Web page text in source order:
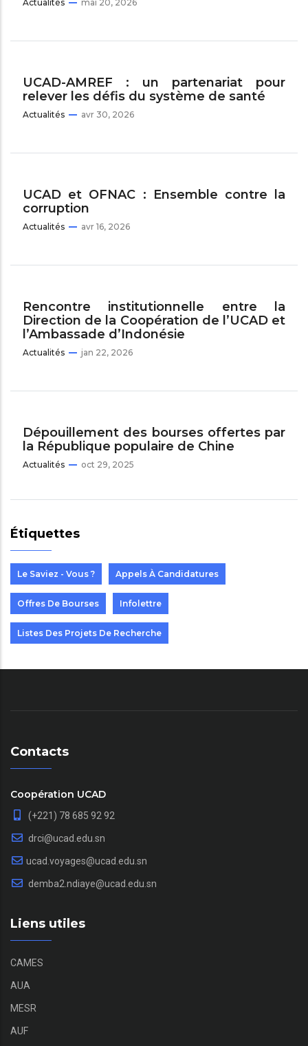
Actualités mai 20, 2026
UCAD-AMREF : un partenariat pour
relever les défis du système de santé
Actualités avr 30, 2026
UCAD et OFNAC : Ensemble contre la
corruption
Actualités avr 16, 2026
Rencontre institutionnelle entre la
Direction de la Coopération de l’UCAD et
l’Ambassade d’Indonésie
Actualités jan 22, 2026
Dépouillement des bourses offertes par
la République populaire de Chine
Actualités oct 29, 2025
Étiquettes
Le Saviez - Vous ? Appels À Candidatures
Offres De Bourses Infolettre
Listes Des Projets De Recherche
Contacts
Coopération UCAD
(+221) 78 685 92 92
drci@ucad.edu.sn
ucad.voyages@ucad.edu.sn
demba2.ndiaye@ucad.edu.sn
Liens utiles
CAMES
AUA
MESR
AUF